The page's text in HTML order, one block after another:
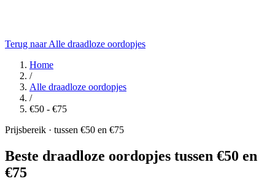
Terug naar Alle draadloze oordopjes
Home
/
Alle draadloze oordopjes
/
€50 - €75
Prijsbereik · tussen €50 en €75
Beste draadloze oordopjes tussen €50 en
€75